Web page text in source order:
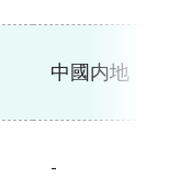
中國内地
-